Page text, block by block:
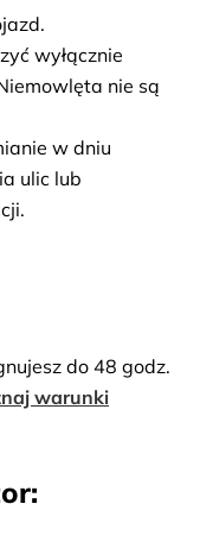
wyłącznie
nie są
w dniu
ulic lub
do 48 godz.
warunki